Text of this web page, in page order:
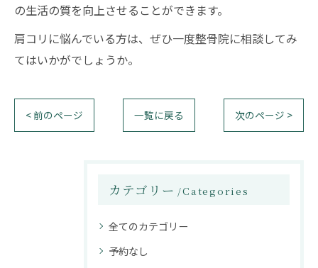
の生活の質を向上させることができます。
肩コリに悩んでいる方は、ぜひ一度整骨院に相談してみ
てはいかがでしょうか。
< 前のページ 一覧に戻る 次のページ >
カテゴリー Categories
全てのカテゴリー
予約なし